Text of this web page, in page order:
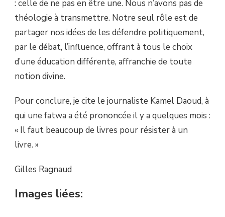
: celle de ne pas en être une. Nous n’avons pas de
théologie à transmettre. Notre seul rôle est de
partager nos idées de les défendre politiquement,
par le débat, l’influence, offrant à tous le choix
d’une éducation différente, affranchie de toute
notion divine.
Pour conclure, je cite le journaliste Kamel Daoud, à
qui une fatwa a été prononcée il y a quelques mois :
« Il faut beaucoup de livres pour résister à un
livre. »
Gilles Ragnaud
Images liées: